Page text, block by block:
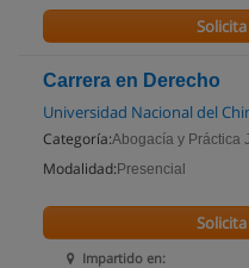
Carrera en Derecho
Universidad Nacional del
Categoría:Abogacía y Práctica
Modalidad: Presencial
Impartido en: